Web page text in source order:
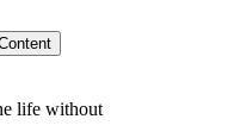
life without